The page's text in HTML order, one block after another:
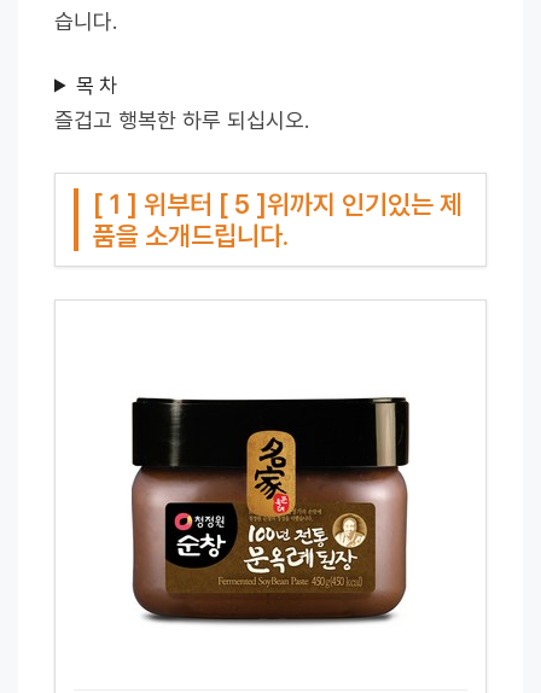
습니다.
목 차
즐겁고 행복한 하루 되십시오.
[ 1 ] 위부터 [ 5 ]위까지 인기있는 제
품을 소개드립니다.